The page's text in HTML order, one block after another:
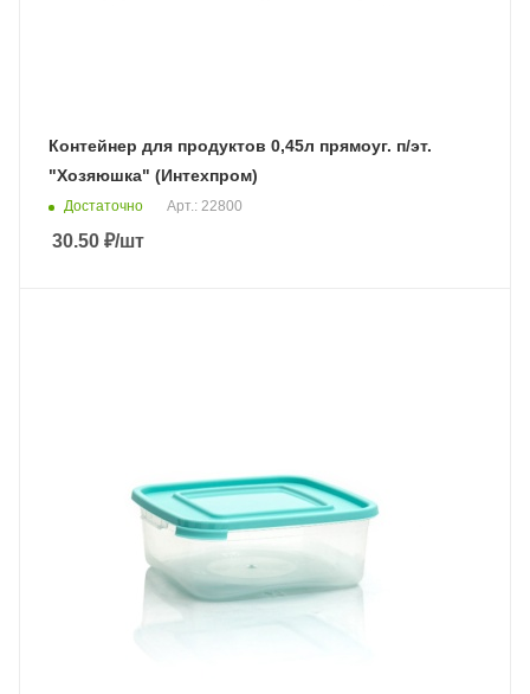
Контейнер для продуктов 0,45л прямоуг. п/эт.
"Хозяюшка" (Интехпром)
Достаточно Арт.: 22800
30.50 ₽/шт